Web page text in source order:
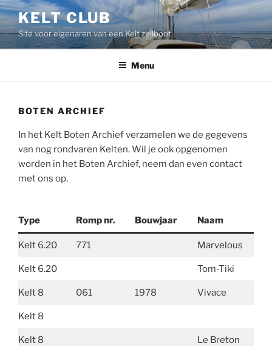
Ga
de
inhoud
KELT CLUB
Site voor eigenaren van een Kelt zeilboot
Menu
BOTEN ARCHIEF
In het Kelt Boten Archief verzamelen we de gegevens
van nog rondvaren Kelten. Wil je ook opgenomen
worden in het Boten Archief, neem dan even contact
met ons op.
Type Romp nr. Bouwjaar Naam
Kelt 6.20 771 Marvelous
Kelt 6.20 Tom-Tiki
Kelt 8 061 1978 Vivace
Kelt 8
Kelt 8 Le Breton